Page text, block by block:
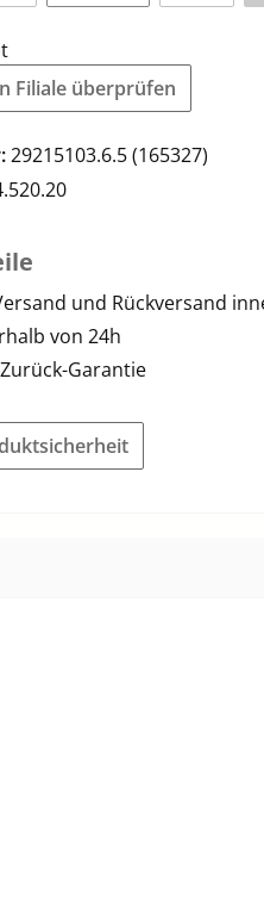
Filiale überprüfen
29215103.6.5 (165327)
und Rückversand
von 24h
Garantie